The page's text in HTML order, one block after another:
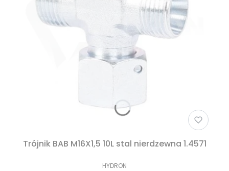
Trójnik BAB M16X1,5 10L stal nierdzewna 1.4571
HYDRON